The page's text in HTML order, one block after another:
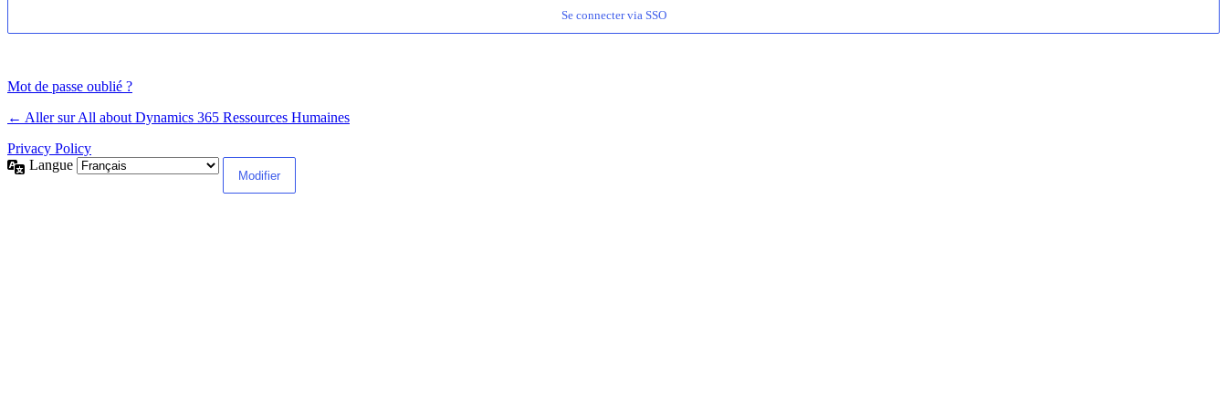
Se connecter via SSO
Mot de passe oublié ?
← Aller sur All about Dynamics 365 Ressources Humaines
Privacy Policy
Langue